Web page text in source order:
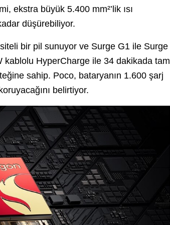
ekstra büyük 5.400 mm²’lik ısı
düşürebiliyor.
bir pil sunuyor ve Surge G1 ile Surge
kablolu HyperCharge ile 34 dakikada tam
sahip. Poco, bataryanın 1.600 şarj
belirtiyor.